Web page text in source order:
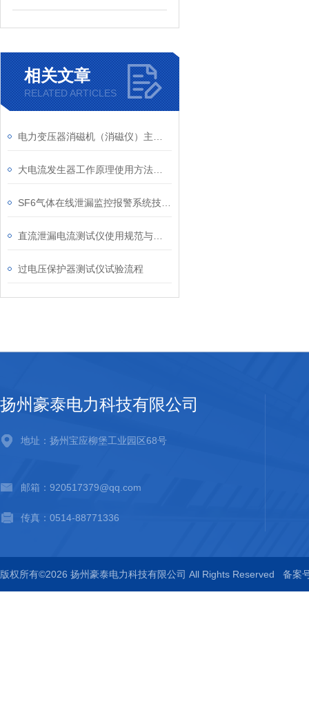
相关文章
RELATED ARTICLES
过电压保护器测试仪试验流程
扬州豪泰电力科技有限公司
地址：扬州宝应柳堡工业园区68号
邮箱：920517379@qq.com
传真：0514-88771336
版权所有©2026 扬州豪泰电力科技有限公司 All Rights Reserved 备案